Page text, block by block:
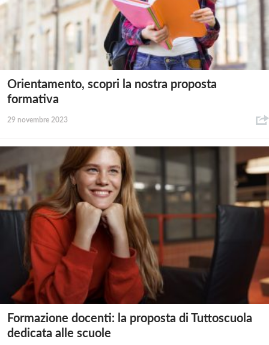
Orientamento, scopri la nostra proposta
formativa
29 novembre 2023
Formazione docenti: la proposta di Tuttoscuola
dedicata alle scuole